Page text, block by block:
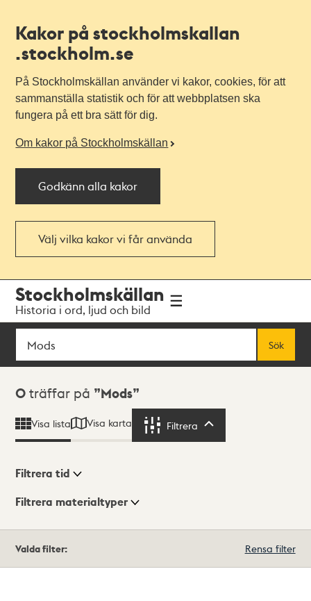
Kakor på stockholmskallan
.stockholm.se
På Stockholmskällan använder vi kakor, cookies, för att
sammanställa statistik och för att webbplatsen ska
fungera på ett bra sätt för dig.
Om kakor på Stockholmskällan
Godkänn alla kakor
Välj vilka kakor vi får använda
navigationen
huvudinnehållet
Stockholmskällan
Historia i ord, ljud och bild
Sök
Sök
Sökresultat
0 träffar på Mods
Visa lista Visa karta Filtrera
Visningsläge
Filtrera tid
Filtrera materialtyper
träffar
Valda filter: Rensa filter